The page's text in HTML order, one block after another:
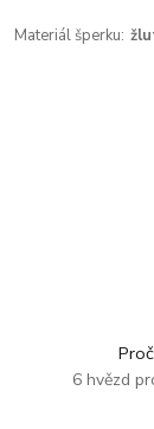
Materiál šperku:
6 hvězd